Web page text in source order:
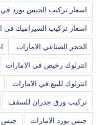
اسعار تركيب الجبس بورد في
اسعار تركيب السيراميك في
الحجر الصناعي الامارات
انترلوك رخيص في الامارات
انترلوك للبيع في الامارات
تركيب ورق جدران للسقف
جبس بورد الامارات جبس